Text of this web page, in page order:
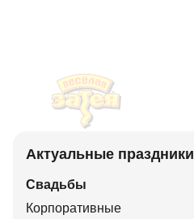
Актуальные праздники
Свадьбы
Корпоративные